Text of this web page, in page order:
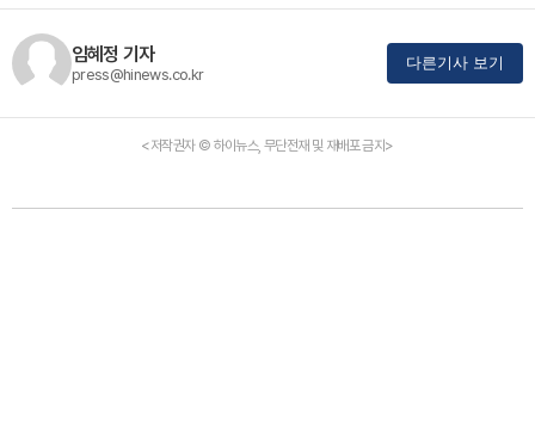
임혜정 기자
press@hinews.co.kr
다른기사 보기
<저작권자 © 하이뉴스, 무단전재 및 재배포 금지>